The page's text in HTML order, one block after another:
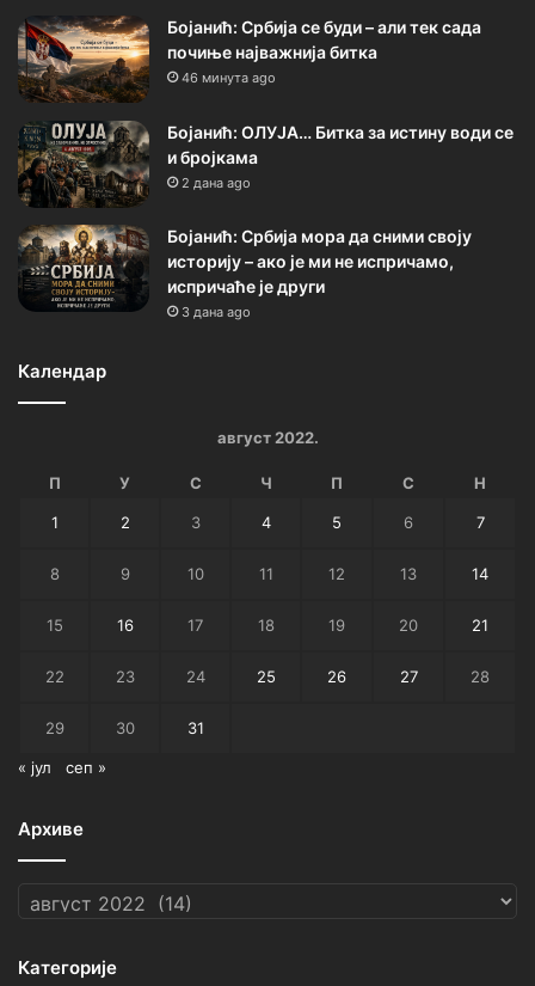
Бојанић: Србија се буди – али тек сада
почиње најважнија битка
46 минута ago
Бојанић: ОЛУЈА… Битка за истину води се
и бројкама
2 дана ago
Бојанић: Србија мора да сними своју
историју – ако је ми не испричамо,
испричаће је други
3 дана ago
Календар
август 2022.
П У С Ч П С Н
1 2 3 4 5 6 7
8 9 10 11 12 13 14
15 16 17 18 19 20 21
22 23 24 25 26 27 28
29 30 31
« јул сеп »
Архиве
Категорије